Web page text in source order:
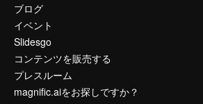
ブログ
イベント
Slidesgo
コンテンツを販売する
プレスルーム
magnific.aiをお探しですか？